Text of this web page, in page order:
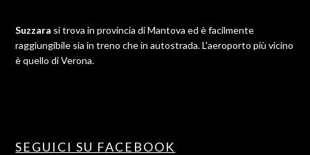
Suzzara si trova in provincia di Mantova ed è facilmente
raggiungibile sia in treno che in autostrada. L'aeroporto più vicino
è quello di Verona.
SEGUICI SU FACEBOOK